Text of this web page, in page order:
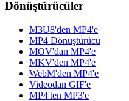
Dönüştürücüler
M3U8'den MP4'e
MP4 Dönüştürücü
MOV'dan MP4'e
MKV'den MP4'e
WebM'den MP4'e
Videodan GIF'e
MP4'ten MP3'e